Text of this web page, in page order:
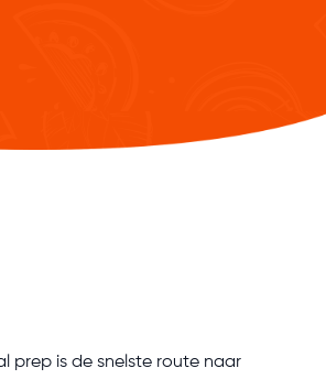
prep is de snelste route naar